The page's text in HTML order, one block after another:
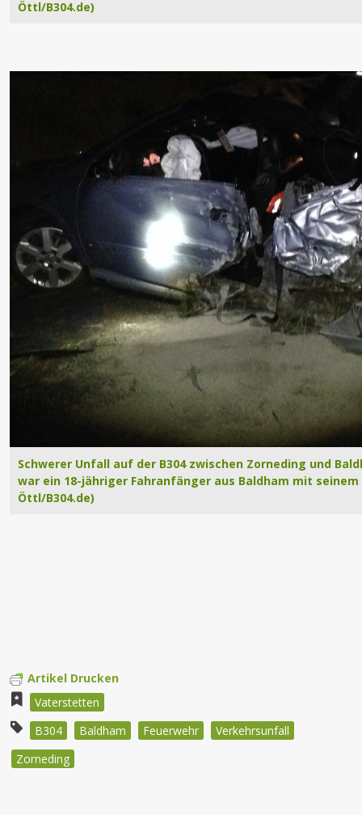
Öttl/B304.de)
Schwerer Unfall auf der B304 zwischen Zorneding und
war ein 18-jähriger Fahranfänger aus Baldham mit seinem
Öttl/B304.de)
Artikel Drucken
Vaterstetten
B304
Baldham Feuerwehr
Verkehrsunfall
Zorneding